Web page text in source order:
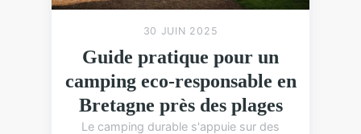
30 JUIN 2025
Guide pratique pour un
camping eco-responsable en
Bretagne près des plages
Le camping durable s'appuie sur des